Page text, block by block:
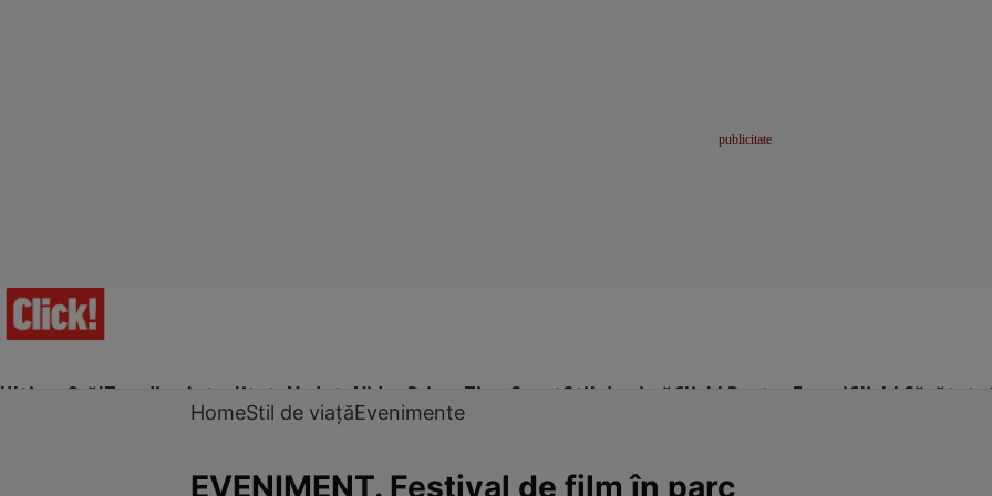
Ultima Oră!Trending Actualitate Vedete Video Prime Time SportStil de viațăClick! Pentru FemeiClick! Sănătate
HomeStil de viațăEvenimente
EVENIMENT. Festival de film în parc